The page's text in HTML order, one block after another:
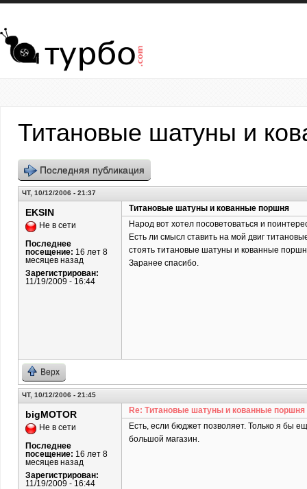
Перейти к основному содержанию
Титановые шатуны и
Последняя публикация
ЧТ, 10/12/2006 - 21:37
EKSIN
Не в сети
Последнее
посещение: 16 лет 8
месяцев назад
Зарегистрирован:
11/19/2009 - 16:44
Титановые шатуны и кованные поршня
Народ вот хотел посоветоваться и
Есть ли смысл ставить на мой двиг
стоять титановые шатуны и кованные
Заранее спасибо.
Верх
ЧТ, 10/12/2006 - 21:45
bigMOTOR
Не в сети
Последнее
посещение: 16 лет 8
месяцев назад
Зарегистрирован:
11/19/2009 - 16:44
Re: Титановые шатуны и кованные поршня
Есть, если бюджет позволяет. Только я бы
большой магазин.